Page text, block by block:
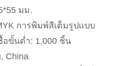
มม.
การพิมพ์สีเต็มรูปแบบ
ขั้นต่ำ: 1,000 ชิ้น
China